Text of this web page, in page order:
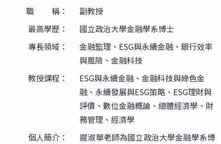
職 稱：
副教授
最高學歷：
國立政治大學金融學系博士
專長領域：
金融監理、ESG與永續金融、銀行效率
與風險、金融科技
教授課程：
ESG與永續金融、金融科技與綠色金
融、永續發展與ESG策略、ESG理財與
評價、數位金融概論、總體經濟學、財
務管理、經濟學
個人簡介：
遲淑華老師為國立政治大學金融學系博